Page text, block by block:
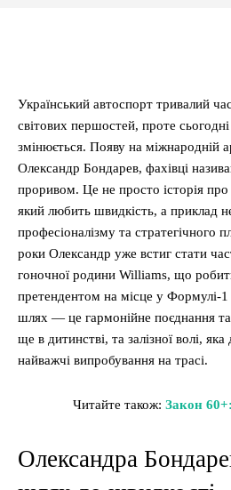
Український автоспорт тривалий
світових першостей, проте
змінюється. Появу на міжнародній
Олександр Бондарев, фахівці
проривом. Це не просто історія
який любить швидкість, а приклад
професіоналізму та стратегічного
роки Олександр уже встиг стати
гоночної родини Williams, що
претендентом на місце у Формулі-
шлях — це гармонійне поєднання
ще в дитинстві, та залізної волі,
найважчі випробування на трасі.
Читайте також: Закон
Олександра